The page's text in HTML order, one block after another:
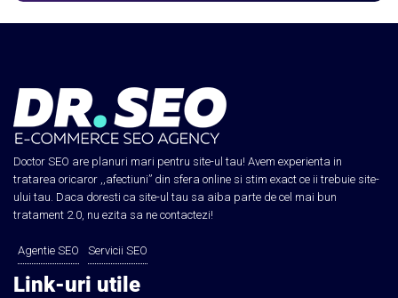
Doctor SEO are planuri mari pentru site-ul tau! Avem experienta in
tratarea oricaror ,,afectiuni” din sfera online si stim exact ce ii trebuie site-
ului tau. Daca doresti ca site-ul tau sa aiba parte de cel mai bun
tratament 2.0, nu ezita sa ne contactezi!
Agentie SEO Servicii SEO
Link-uri utile